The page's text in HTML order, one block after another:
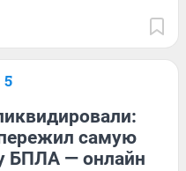
самую
БПЛА — онлайн